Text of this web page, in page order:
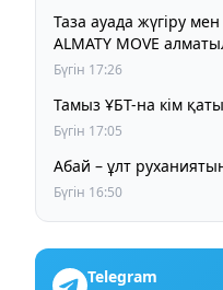
Таза ауада жүгіру
ALMATY MOVE
Бүгін 17:26
Тамыз ҰБТ-на кім
Бүгін 17:05
Абай – ұлт
Бүгін 16:50
Telegram